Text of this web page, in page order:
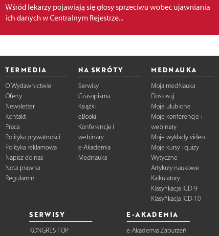
Wśród lekarzy pojawiają się głosy sprzeciwu wobec ujawniania
ich danych w Centralnym Rejestrze...
TERMEDIA
O Wydawnictwie
Oferty
Newsletter
Kontakt
Praca
Polityka prywatności
Polityka reklamowa
Napisz do nas
Nota prawna
Regulamin
NA SKRÓTY
Serwisy
Czasopisma
Książki
eBooki
Konferencje i
webinary
e-Akademia
Mednauka
MEDNAUKA
Moja medNauka
Dostosuj
Moje ulubione
Moje konferencje i
webinary
Moje wykłady video
Moje kursy i quizy
Wytyczne
Artykuły naukowe
Kalkulatory
Klasyfikacja ICD-9
Klasyfikacja ICD-10
SERWISY
KONGRES TOP
E-AKADEMIA
e-Akademia Zaburzeń